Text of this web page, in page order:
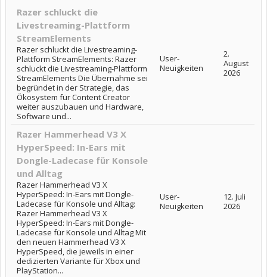
Razer schluckt die
Livestreaming-Plattform
StreamElements
Razer schluckt die Livestreaming-
Plattform StreamElements: Razer
schluckt die Livestreaming-Plattform
StreamElements Die Übernahme sei
begründet in der Strategie, das
Ökosystem für Content Creator
weiter auszubauen und Hardware,
Software und...
User-
Neuigkeiten
2.
August
2026
Razer Hammerhead V3 X
HyperSpeed: In-Ears mit
Dongle-Ladecase für Konsole
und Alltag
Razer Hammerhead V3 X
HyperSpeed: In-Ears mit Dongle-
Ladecase für Konsole und Alltag:
Razer Hammerhead V3 X
HyperSpeed: In-Ears mit Dongle-
Ladecase für Konsole und Alltag Mit
den neuen Hammerhead V3 X
HyperSpeed, die jeweils in einer
dedizierten Variante für Xbox und
PlayStation...
User-
Neuigkeiten
12. Juli
2026